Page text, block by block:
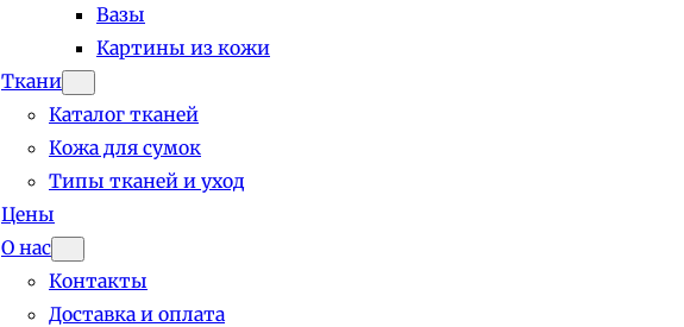
Вазы
Картины из кожи
Ткани
Каталог тканей
Кожа для сумок
Типы тканей и уход
Цены
О нас
Контакты
Доставка и оплата